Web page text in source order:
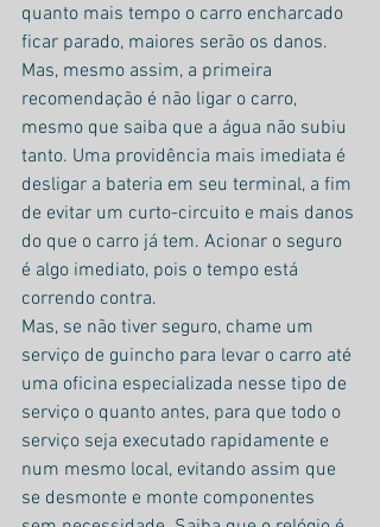
quanto mais tempo o carro encharcado
ficar parado, maiores serão os danos.
Mas, mesmo assim, a primeira
recomendação é não ligar o carro,
mesmo que saiba que a água não subiu
tanto. Uma providência mais imediata é
desligar a bateria em seu terminal, a fim
de evitar um curto-circuito e mais danos
do que o carro já tem. Acionar o seguro
é algo imediato, pois o tempo está
correndo contra.
Mas, se não tiver seguro, chame um
serviço de guincho para levar o carro até
uma oficina especializada nesse tipo de
serviço o quanto antes, para que todo o
serviço seja executado rapidamente e
num mesmo local, evitando assim que
se desmonte e monte componentes